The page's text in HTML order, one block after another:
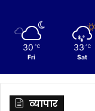
30 ℃
Fri
33 ℃
Sat
व्यापार